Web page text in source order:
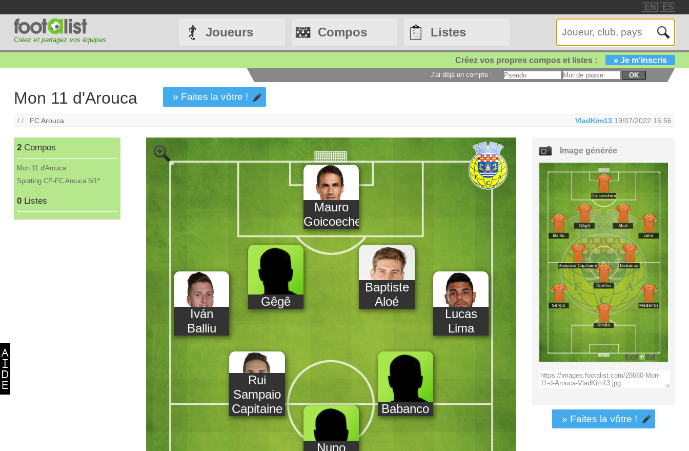
EN ES
Créez et partagez vos équipes
Joueurs Compos Listes
Créez vos propres compos et listes : » Je m'inscris
J'ai déjà un compte : OK
Mon 11 d'Arouca » Faites la vôtre !
/ / FC Arouca VladKim13 19/07/2022 16:56
2 Compos
Mon 11 d'Arouca
Sporting CP-FC Arouca 5/1*
0 Listes
Mauro
Goicoechea
Iván
Balliu
Gêgê
Baptiste
Aloé
Lucas
Lima
Rui
Sampaio
Capitaine
Babanco
Nuno
Image générée
» Faites la vôtre !